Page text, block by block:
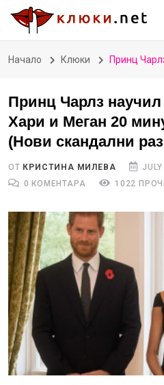
Начало Клюки Принц Чарлз научил за
Принц Чарлз научил
Хари и Меган 20
(Нови скандални
ОТ КРИСТИНА МИЛЕВА
0 КОМЕНТАРА
1022